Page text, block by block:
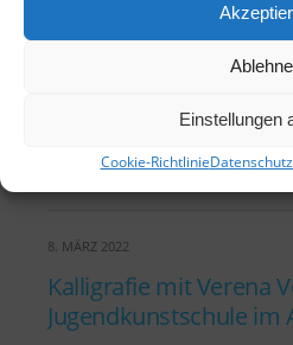
Einstellungen
Cookie-Richtlinie
8. MÄRZ 2022
Kalligrafie mit Verena
Jugendkunstschule im